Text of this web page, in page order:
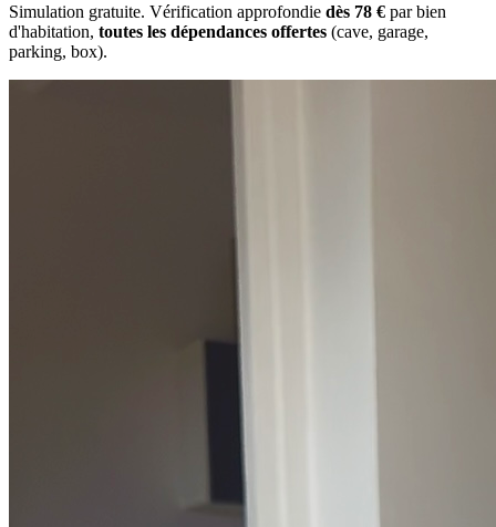
Simulation gratuite. Vérification approfondie dès 78 € par bien
d'habitation, toutes les dépendances offertes (cave, garage,
parking, box).